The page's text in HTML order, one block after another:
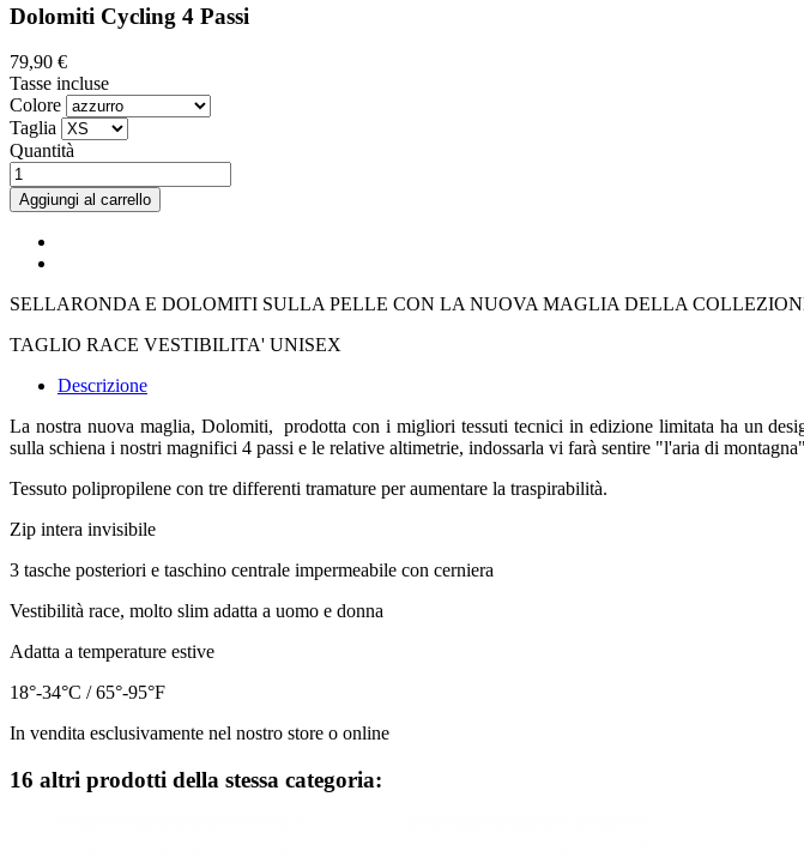
Dolomiti Cycling 4 Passi
79,90 €
Tasse incluse
Colore
Taglia
Quantità
Aggiungi al carrello
SELLARONDA E DOLOMITI SULLA PELLE CON LA NUOVA MAGLIA DELLA
TAGLIO RACE VESTIBILITA' UNISEX
Descrizione
La nostra nuova maglia, Dolomiti, prodotta con i migliori tessuti tecnici in edizione limitata ha un
sulla schiena i nostri magnifici 4 passi e le relative altimetrie, indossarla vi farà sentire "l'aria di
Tessuto polipropilene con tre differenti tramature per aumentare la traspirabilità.
Zip intera invisibile
3 tasche posteriori e taschino centrale impermeabile con cerniera
Vestibilità race, molto slim adatta a uomo e donna
Adatta a temperature estive
18°-34°C / 65°-95°F
In vendita esclusivamente nel nostro store o online
16 altri prodotti della stessa categoria: